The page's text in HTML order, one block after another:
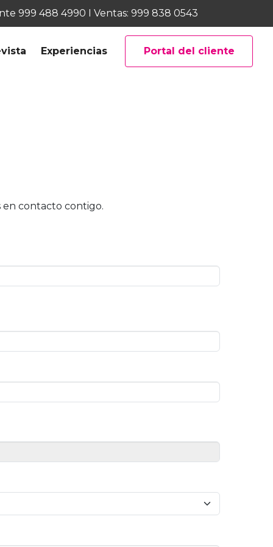
999 488 4990 I Ventas: 999 838 0543
Experiencias Portal del cliente
contacto contigo.